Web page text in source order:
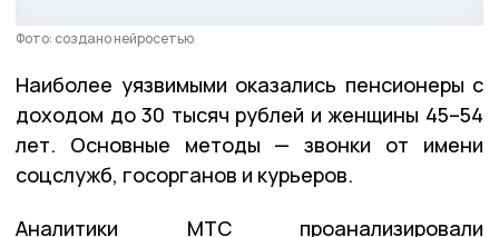
Фото: создано нейросетью
Наиболее уязвимыми оказались пенсионеры с
доходом до 30 тысяч рублей и женщины 45–54
лет. Основные методы — звонки от имени
соцслужб, госорганов и курьеров.
Аналитики МТС проанализировали